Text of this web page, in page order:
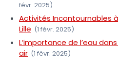
févr. 2025)
Activités Incontournables
Lille (1 févr. 2025)
L’importance de l’eau
air (1 févr. 2025)